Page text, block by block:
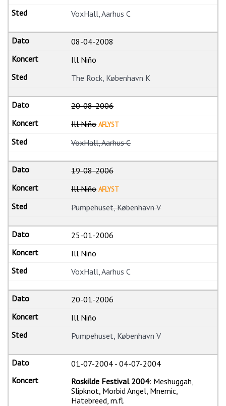
VoxHall, Aarhus C
08-04-2008
Ill Niño
The Rock, København K
20-08-2006
Ill Niño AFLYST
VoxHall, Aarhus C
19-08-2006
Ill Niño AFLYST
Pumpehuset, København V
25-01-2006
Ill Niño
VoxHall, Aarhus C
20-01-2006
Ill Niño
Pumpehuset, København V
01-07-2004 -04-07-2004
Roskilde Festival 2004: Meshuggah,
Slipknot, Morbid Angel, Mnemic,
Hatebreed, m.fl.